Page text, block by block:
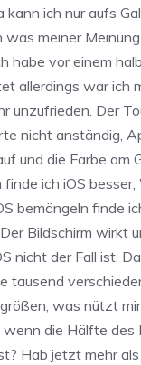
kann ich nur aufs
meiner
habe vor einem
allerdings war ich
unzufrieden. Der
nicht anständig,
und die Farbe am
finde ich iOS
bemängeln finde
Bildschirm wirkt
nicht der Fall ist.
tausend
was nützt
wenn die Hälfte des
Hab jetzt mehr als